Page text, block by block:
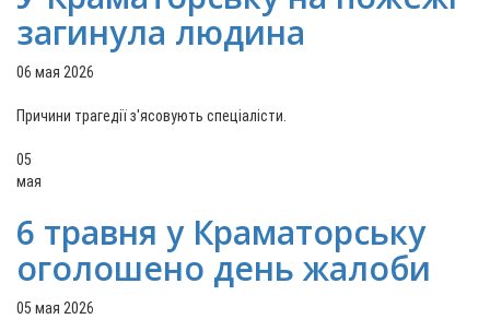
загинула людина
06 мая 2026
Причини трагедії з'ясовують спеціалісти.
05
мая
6 травня у Краматорську
оголошено день жалоби
05 мая 2026